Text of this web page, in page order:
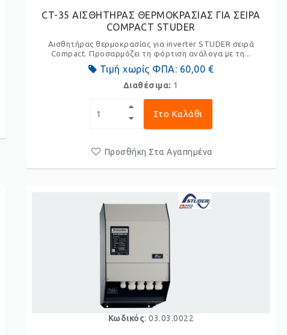
CT-35 ΑΙΣΘΗΤΗΡΑΣ ΘΕΡΜΟΚΡΑΣΙΑΣ ΓΙΑ ΣΕΙΡΑ
COMPACT STUDER
Αισθητήρας θερμοκρασίας για inverter STUDER σειρά
Compact. Προσαρμόζει τη φόρτιση ανάλογα με τη...
Τιμή χωρίς ΦΠΑ: 60,00 €
Διαθέσιμα: 1
Στο Καλάθι
Προσθήκη Στα Αγαπημένα
Κωδικός: 03.03.0022